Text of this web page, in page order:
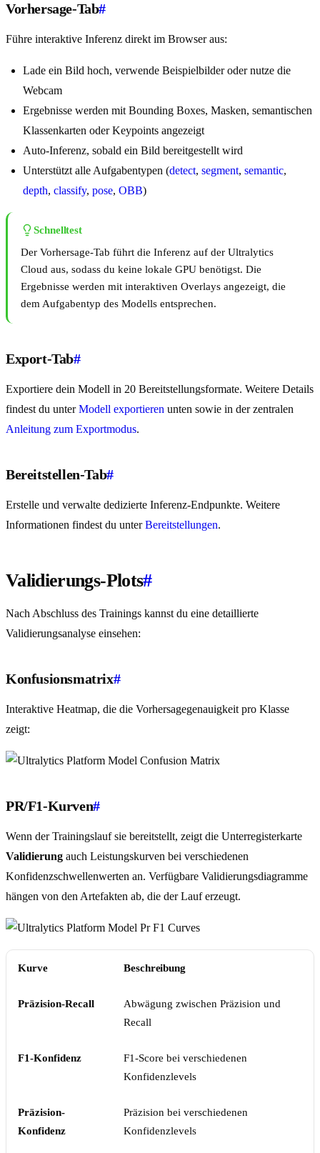
Vorhersage-Tab#
Führe interaktive Inferenz direkt im Browser aus:
Lade ein Bild hoch, verwende Beispielbilder oder nutze die
Webcam
Ergebnisse werden mit Bounding Boxes, Masken, semantischen
Klassenkarten oder Keypoints angezeigt
Auto-Inferenz, sobald ein Bild bereitgestellt wird
Unterstützt alle Aufgabentypen (detect, segment, semantic,
depth, classify, pose, OBB)
Schnelltest
Der Vorhersage-Tab führt die Inferenz auf der Ultralytics
Cloud aus, sodass du keine lokale GPU benötigst. Die
Ergebnisse werden mit interaktiven Overlays angezeigt, die
dem Aufgabentyp des Modells entsprechen.
Export-Tab#
Exportiere dein Modell in 20 Bereitstellungsformate. Weitere Details
findest du unterModell exportieren unten sowie in der zentralen
Anleitung zum Exportmodus.
Bereitstellen-Tab#
Erstelle und verwalte dedizierte Inferenz-Endpunkte. Weitere
Informationen findest du unterBereitstellungen.
Validierungs-Plots#
Nach Abschluss des Trainings kannst du eine detaillierte
Validierungsanalyse einsehen:
Konfusionsmatrix#
Interaktive Heatmap, die die Vorhersagegenauigkeit pro Klasse
zeigt:
PR/F1-Kurven#
Wenn der Trainingslauf sie bereitstellt, zeigt die Unterregisterkarte
Validierung auch Leistungskurven bei verschiedenen
Konfidenzschwellenwerten an. Verfügbare Validierungsdiagramme
hängen von den Artefakten ab, die der Lauf erzeugt.
Kurve Beschreibung
Präzision-Recall
Abwägung zwischen Präzision und
Recall
F1-Konfidenz
F1-Score bei verschiedenen
Konfidenzlevels
Präzision-
Konfidenz
Präzision bei verschiedenen
Konfidenzlevels